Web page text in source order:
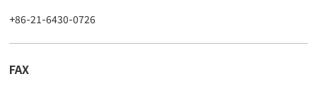
+86-21-6430-0726
FAX